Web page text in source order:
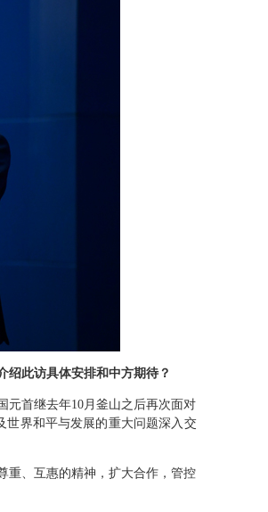
绍此访具体安排和中方期待？
元首继去年10月釜山之后再次面对
世界和平与发展的重大问题深入交
重、互惠的精神，扩大合作，管控